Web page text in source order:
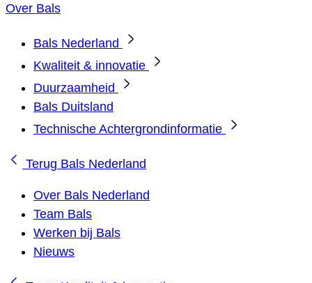
Over Bals
Bals Nederland
Kwaliteit & innovatie
Duurzaamheid
Bals Duitsland
Technische Achtergrondinformatie
Terug Bals Nederland
Over Bals Nederland
Team Bals
Werken bij Bals
Nieuws